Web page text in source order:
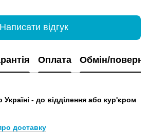
Написати відгук
Оплата Обмін/
- до відділення або кур'єром
доставку